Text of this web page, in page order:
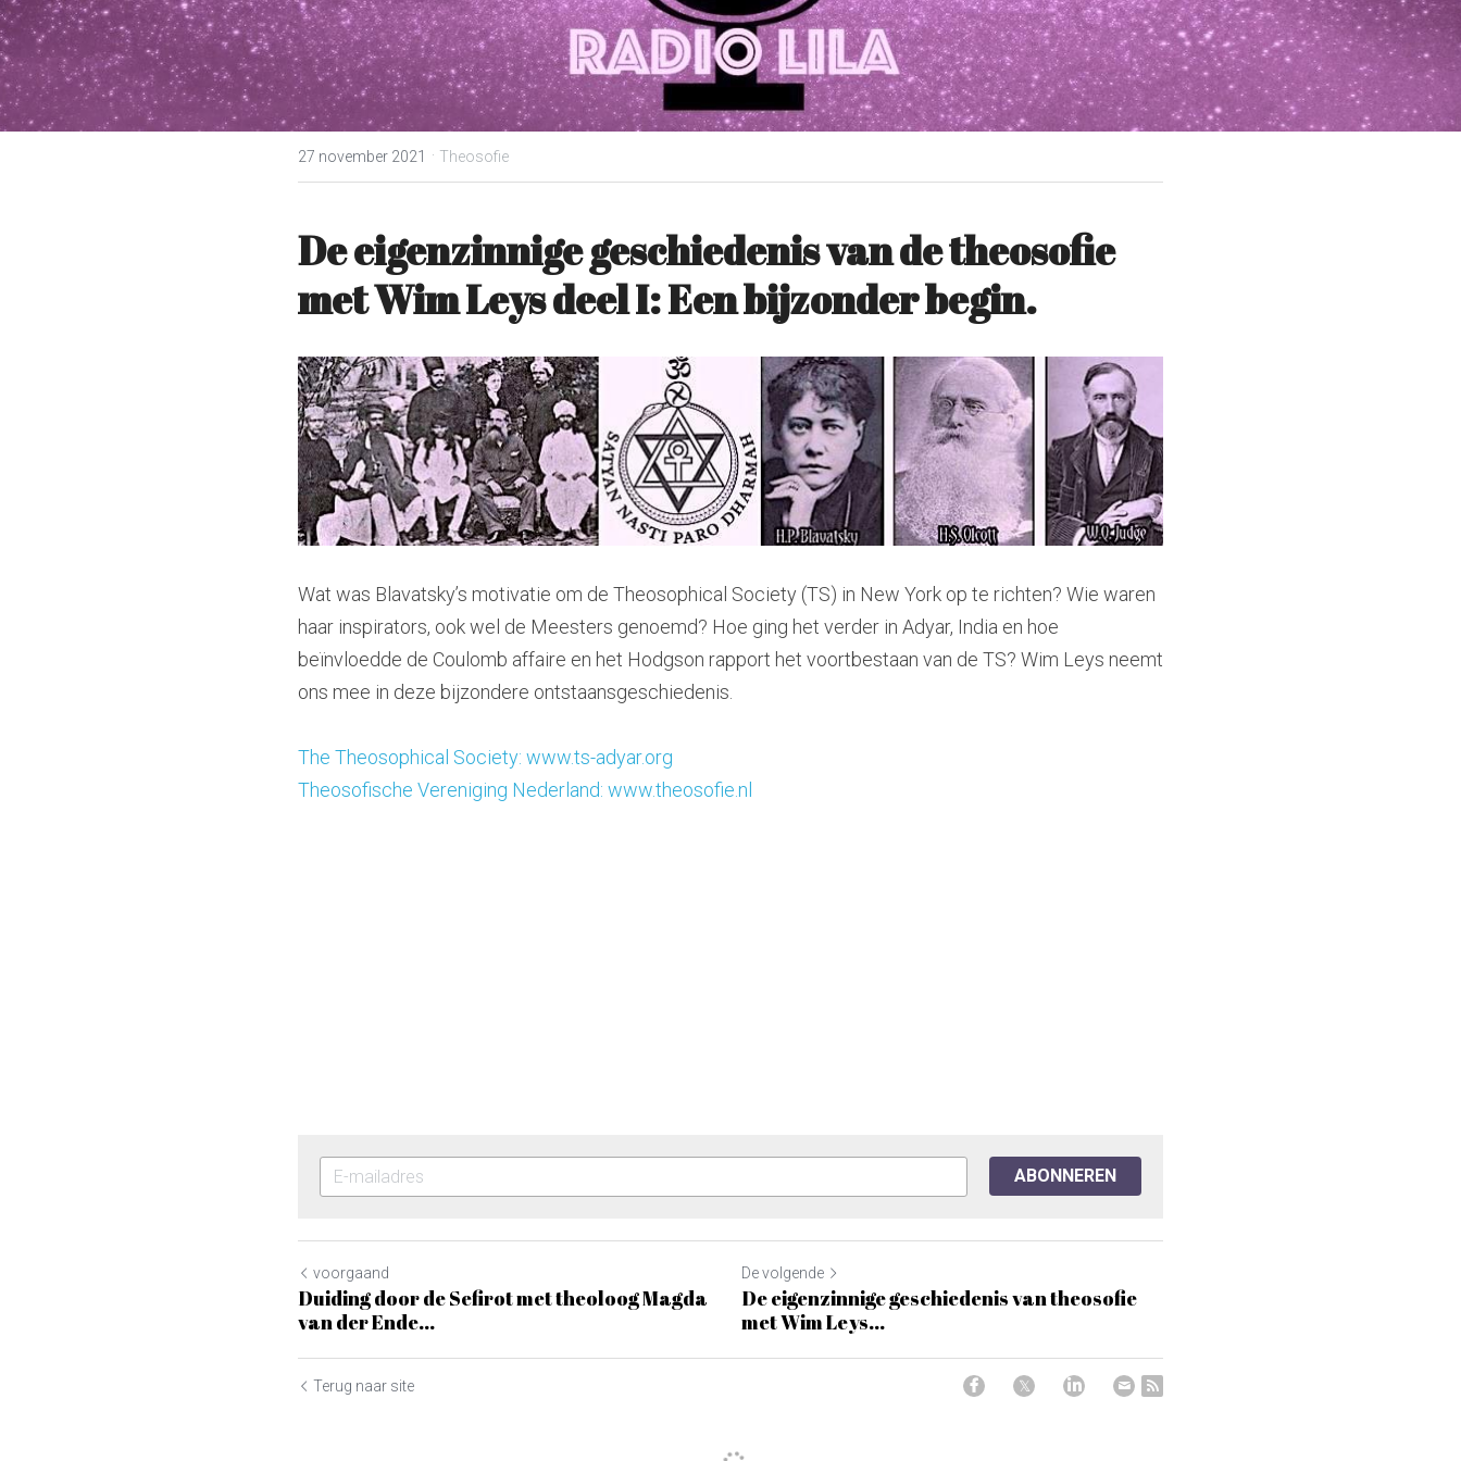
27 november 2021 · Theosofie
De eigenzinnige geschiedenis van de theosofie
met Wim Leys deel I: Een bijzonder begin.
Wat was Blavatsky’s motivatie om de Theosophical Society (TS) in New York op te richten? Wie waren
haar inspirators, ook wel de Meesters genoemd? Hoe ging het verder in Adyar, India en hoe
beïnvloedde de Coulomb affaire en het Hodgson rapport het voortbestaan van de TS? Wim Leys neemt
ons mee in deze bijzondere ontstaansgeschiedenis.
The Theosophical Society: www.ts-adyar.org
Theosofische Vereniging Nederland: www.theosofie.nl
ABONNEREN
voorgaand
Duiding door de Sefirot met theoloog Magda
van der Ende...
De volgende
De eigenzinnige geschiedenis van theosofie
met Wim Leys...
Terug naar site